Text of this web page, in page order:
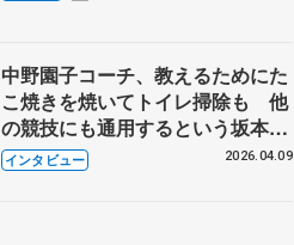
中野園子コーチ、教えるためにた
こ焼きを焼いてトイレ掃除も 他
の競技にも通用するという坂本花
織の筋肉
インタビュー 2026.04.09